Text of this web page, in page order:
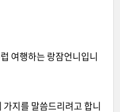
여행하는 랑잠언니입니
지를 말씀드리려고 합니